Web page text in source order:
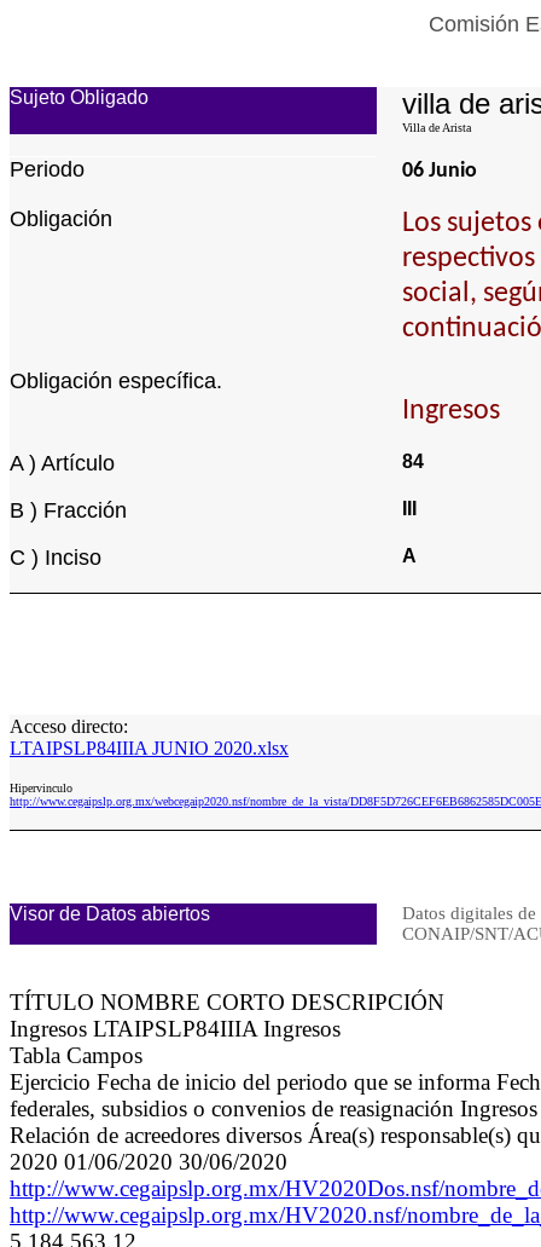
Comisión
Sujeto Obligado villa de
Villa de Arista
Periodo 06 Junio
Obligación
Los
social,
Obligación específica.
Ingresos
A ) Artículo 84
B ) Fracción
C ) Inciso A
Acceso directo:
LTAIPSLP84IIIA JUNIO 2020.xlsx
Hipervinculo
http://www.cegaipslp.org.mx/webcegaip2020.nsf/nombre_de_la_vista/
Visor de Datos abiertos
Datos digitales
CONAIP/SNT/
TÍTULO NOMBRE CORTO DESCRIPCIÓN
Ingresos LTAIPSLP84IIIA Ingresos
Tabla Campos
Ejercicio Fecha de inicio del periodo que se informa
federales, subsidios o convenios de reasignación
Relación de acreedores diversos Área(s) responsable(s)
2020 01/06/2020 30/06/2020
http://www.cegaipslp.org.mx/HV2020Dos.nsf/
http://www.cegaipslp.org.mx/HV2020.nsf/
5,184,563.12